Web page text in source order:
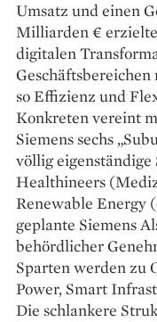
Umsatz und einen
Milliarden €
digitalen
so Effizienz und
Konkreten vereint
Siemens sechs
völlig eigenständige
Healthineers
Renewable Energy
geplante Siemens
behördlicher
Sparten werden zu
Power, Smart
Die schlankere